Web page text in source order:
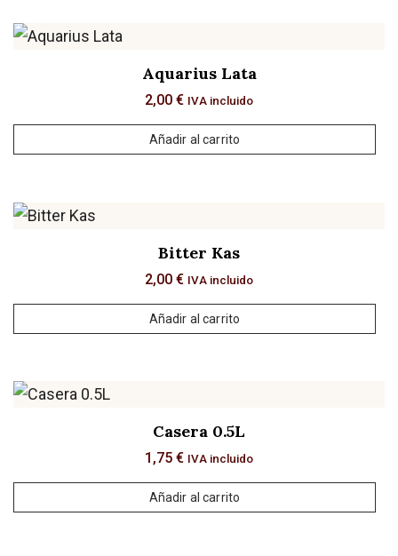
Aquarius Lata
2,00 € IVA incluido
Añadir al carrito
Bitter Kas
2,00 € IVA incluido
Añadir al carrito
Casera 0.5L
1,75 € IVA incluido
Añadir al carrito